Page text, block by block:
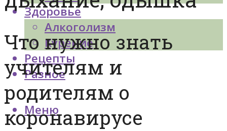
Здоровье
Алкоголизм
Курение
Рецепты
Разное
Меню
Что нужно знать
учителям и
родителям о
коронавирусе